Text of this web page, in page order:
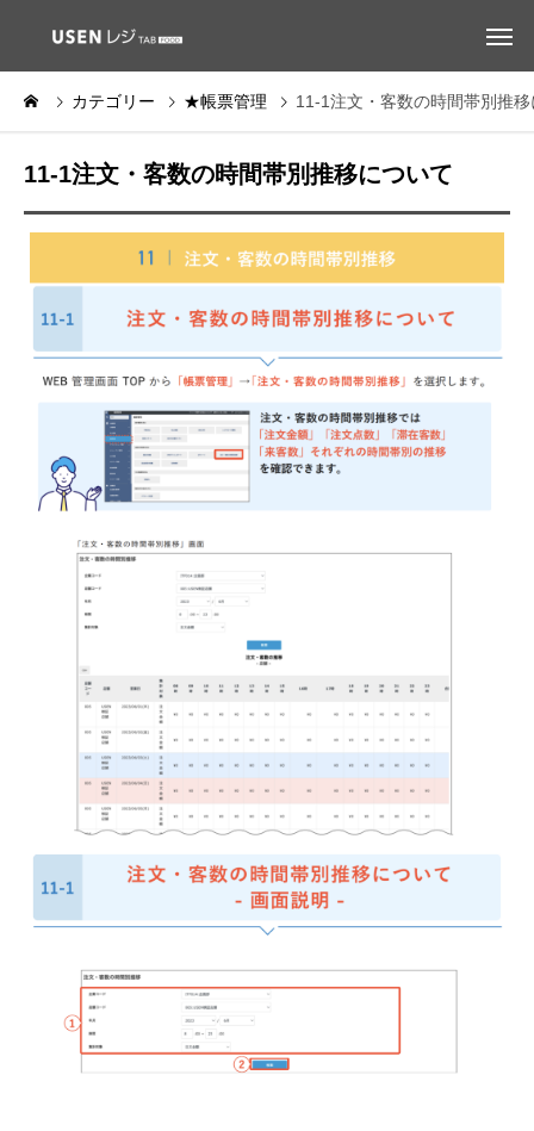
カテゴリー ★帳票管理 11-1注文・客数の時間帯別推
11-1注文・客数の時間帯別推移について